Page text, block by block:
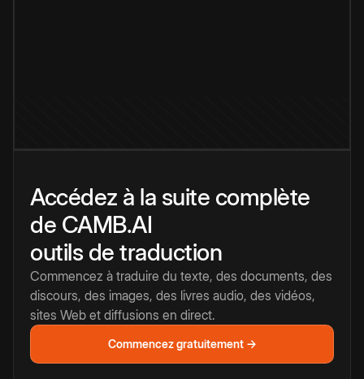
Accédez à la suite complète
de CAMB.AI
outils de traduction
Commencez à traduire du texte, des documents, des
discours, des images, des livres audio, des vidéos,
sites Web et diffusions en direct.
Commencez gratuitement →